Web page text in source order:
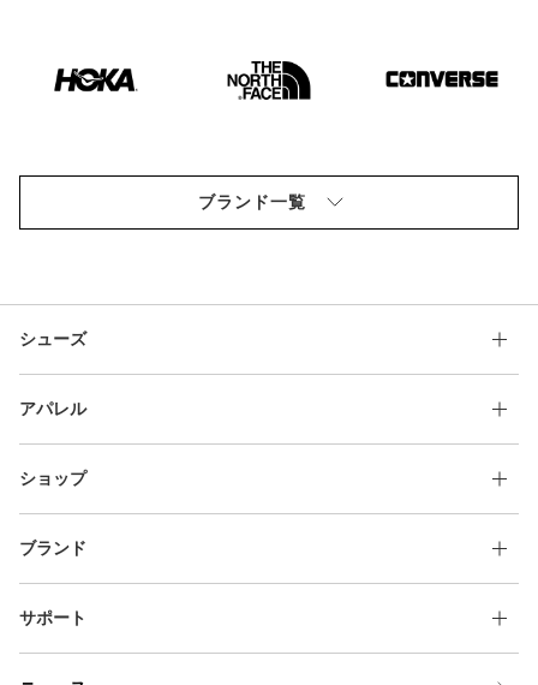
ブランド一覧
シューズ
アパレル
ショップ
ブランド
サポート